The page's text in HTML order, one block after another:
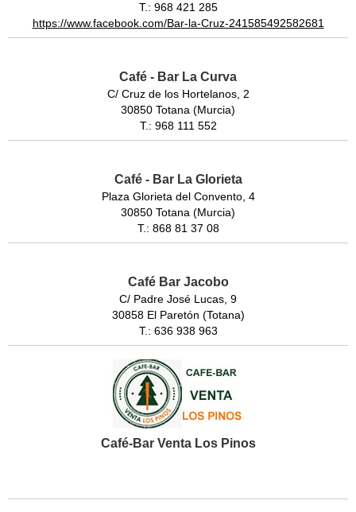
T.: 968 421 285
https://www.facebook.com/Bar-la-Cruz-241585492582681
Café - Bar La Curva
C/ Cruz de los Hortelanos, 2
30850 Totana (Murcia)
T.: 968 111 552
Café - Bar La Glorieta
Plaza Glorieta del Convento, 4
30850 Totana (Murcia)
T.: 868 81 37 08
Café Bar Jacobo
C/ Padre José Lucas, 9
30858 El Paretón (Totana)
T.: 636 938 963
Café-Bar Venta Los Pinos